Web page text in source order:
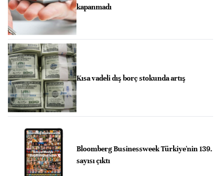
kapanmadı
Kısa vadeli dış borç stokunda artış
Bloomberg Businessweek Türkiye'nin 139.
sayısı çıktı